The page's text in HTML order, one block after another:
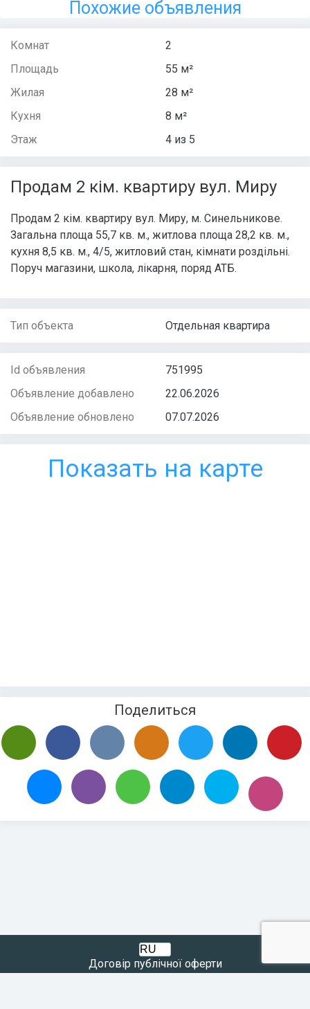
Похожие объявления
Комнат
2
Площадь
55 м²
Жилая
28 м²
Кухня
8 м²
Этаж
4 из 5
Продам 2 кім. квартиру вул. Миру
Продам 2 кім. квартиру вул. Миру, м. Синельникове.
Загальна площа 55,7 кв. м., житлова площа 28,2 кв. м.,
кухня 8,5 кв. м., 4/5, житловий стан, кімнати роздільні.
Поруч магазини, школа, лікарня, поряд АТБ.
Тип объекта Отдельная квартира
Id объявления
751995
Объявление добавлено
22.06.2026
Объявление обновлено
07.07.2026
Показать на карте
Поделиться
Договір публічної оферти